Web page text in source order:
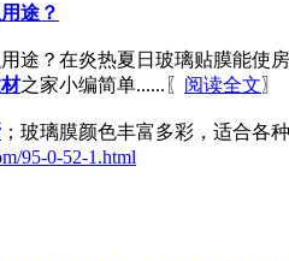
途？
途？在炎热夏日玻璃贴膜能使
之家小编简单......〖 阅读全文〗
；玻璃膜颜色丰富多彩，适合各
95-0-52-1.html